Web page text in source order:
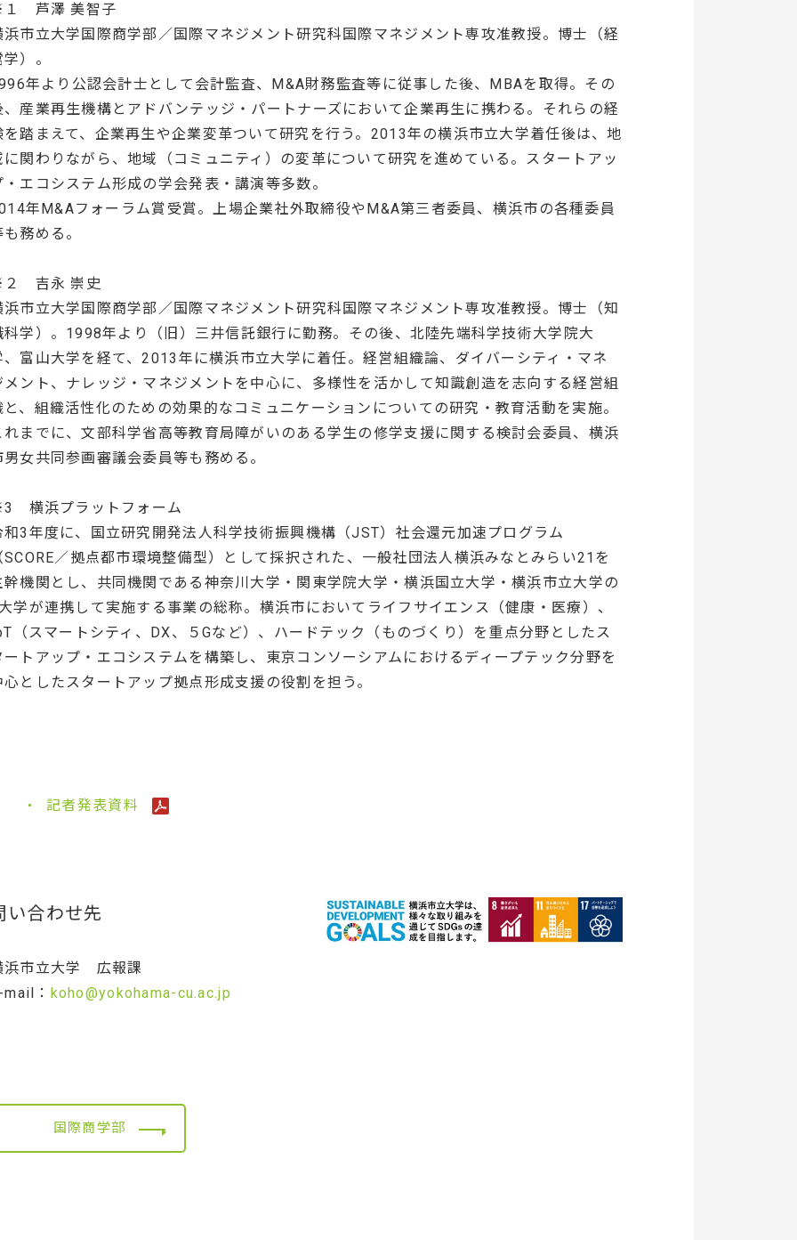
芦澤 美智子
浜市立大学国際商学部／国際マネジメント研究科国際マネジメント専攻准教授。博士（経
）。
年より公認会計士として会計監査、M&A財務監査等に従事した後、MBAを取得。その
、産業再生機構とアドバンテッジ・パートナーズにおいて企業再生に携わる。それらの経
を踏まえて、企業再生や企業変革ついて研究を行う。2013年の横浜市立大学着任後は、地
に関わりながら、地域（コミュニティ）の変革について研究を進めている。スタートアッ
・エコシステム形成の学会発表・講演等多数。
年M&Aフォーラム賞受賞。上場企業社外取締役やM&A第三者委員、横浜市の各種委員
も務める。
吉永 崇史
浜市立大学国際商学部／国際マネジメント研究科国際マネジメント専攻准教授。博士（知
科学）。1998年より（旧）三井信託銀行に勤務。その後、北陸先端科学技術大学院大
、富山大学を経て、2013年に横浜市立大学に着任。経営組織論、ダイバーシティ・マネ
メント、ナレッジ・マネジメントを中心に、多様性を活かして知識創造を志向する経営組
と、組織活性化のための効果的なコミュニケーションについての研究・教育活動を実施。
れまでに、文部科学省高等教育局障がいのある学生の修学支援に関する検討会委員、横浜
男女共同参画審議会委員等も務める。
横浜プラットフォーム
和3年度に、国立研究開発法人科学技術振興機構（JST）社会還元加速プログラム
SCORE／拠点都市環境整備型）として採択された、一般社団法人横浜みなとみらい21を
幹機関とし、共同機関である神奈川大学・関東学院大学・横浜国立大学・横浜市立大学の
学が連携して実施する事業の総称。横浜市においてライフサイエンス（健康・医療）、
（スマートシティ、DX、５Gなど）、ハードテック（ものづくり）を重点分野としたス
ートアップ・エコシステムを構築し、東京コンソーシアムにおけるディープテック分野を
心としたスタートアップ拠点形成支援の役割を担う。
記者発表資料
い合わせ先
浜市立大学 広報課
mail： koho@yokohama-cu.ac.jp
国際商学部